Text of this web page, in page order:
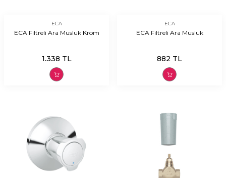
ECA
ECA Filtreli Ara Musluk Krom
1.338 TL
ECA
ECA Filtreli Ara Musluk
882 TL